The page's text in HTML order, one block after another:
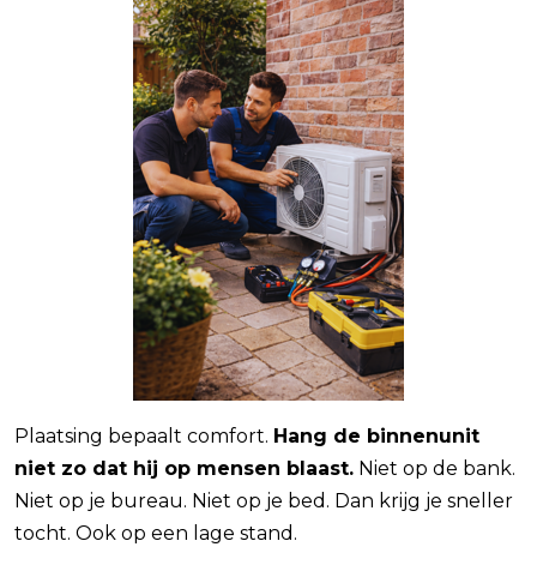
Plaatsing bepaalt comfort. Hang de binnenunit
niet zo dat hij op mensen blaast. Niet op de bank.
Niet op je bureau. Niet op je bed. Dan krijg je sneller
tocht. Ook op een lage stand.